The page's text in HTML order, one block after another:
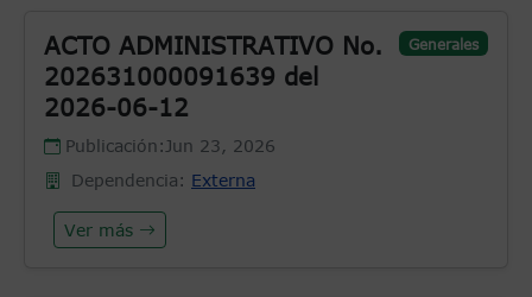
ACTO ADMINISTRATIVO No.
202631000091639 del
2026-06-12
Generales
Publicación: Jun 23, 2026
Dependencia: Externa
Ver más